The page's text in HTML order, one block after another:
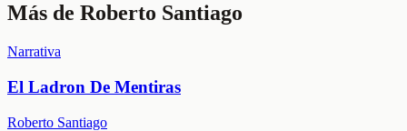
Más de Roberto Santiago
Narrativa
El Ladron De Mentiras
Roberto Santiago